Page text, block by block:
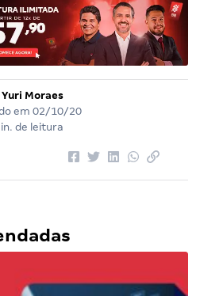
Yuri Moraes
em 02/10/20
de leitura